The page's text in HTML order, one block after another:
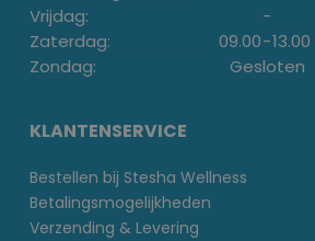
Vrijdag:
-
Zaterdag:
09.00-13.00
Zondag:
Gesloten
KLANTENSERVICE
Bestellen bij Stesha Wellness
Betalingsmogelijkheden
Verzending & Levering